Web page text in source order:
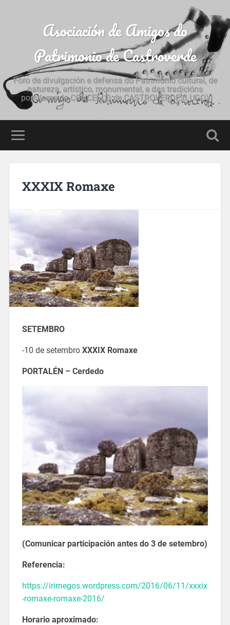
Asociación de Amigos do
Patrimonio de Castroverde
Foro de divulgación e defensa do Patrimonio cultural, de
natureza, artístico, monumental, e das tradicións
populares do CONCELLO de CASTROVERDE (LUGO)
XXXIX Romaxe
SETEMBRO
-10 de setembro XXXIX Romaxe
PORTALÉN – Cerdedo
(Comunicar participación antes do 3 de setembro)
Referencia:
https://irimegos.wordpress.com/2016/06/11/xxxix
-romaxe-romaxe-2016/
Horario aproximado: